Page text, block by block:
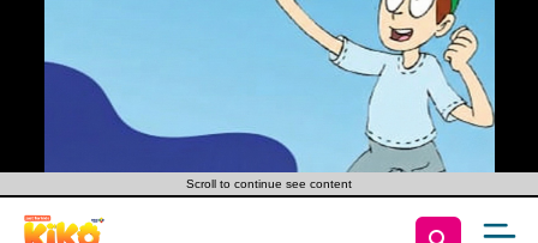
Scroll to continue see content